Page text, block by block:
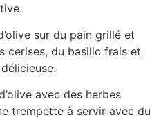
sur du pain grillé et
cerises, du basilic frais et
avec des herbes
trempette à servir avec du